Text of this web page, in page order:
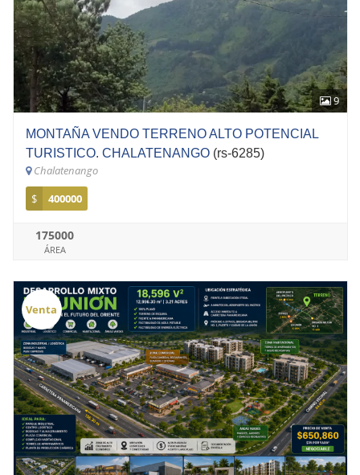
9
MONTAÑA VENDO TERRENO ALTO POTENCIAL
TURISTICO. CHALATENANGO(rs-6285)
Chalatenango
$
400000
175000
ÁREA
Venta